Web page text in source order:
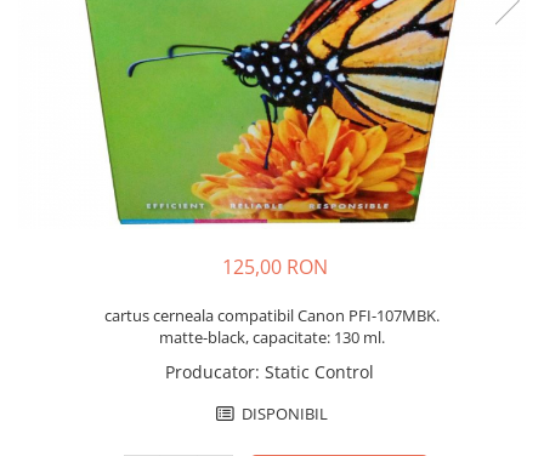
125,00 RON
cartus cerneala compatibil Canon PFI-107MBK.
matte-black, capacitate: 130 ml.
Producator: Static Control
DISPONIBIL